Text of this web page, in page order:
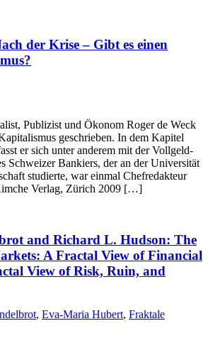
der Krise – Gibt es einen
Publizist und Ökonom Roger de Weck
geschrieben. In dem Kapitel
er sich unter anderem mit der Vollgeld-
Schweizer Bankiers, der an der Universität
studierte, war einmal Chefredakteur
Verlag, Zürich 2009 […]
and Richard L. Hudson: The
A Fractal View of Financial
View of Risk, Ruin, and
, Eva-Maria Hubert, Fraktale